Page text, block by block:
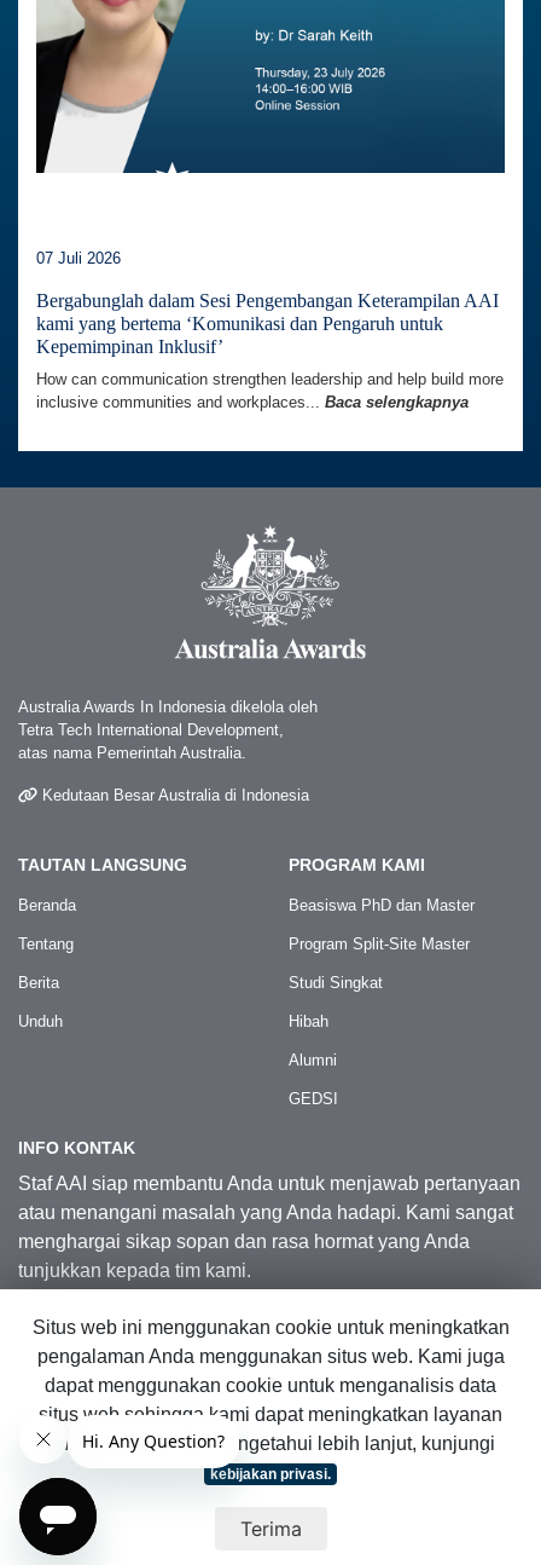
07 Juli 2026
Bergabunglah dalam Sesi Pengembangan Keterampilan AAI
kami yang bertema ‘Komunikasi dan Pengaruh untuk
Kepemimpinan Inklusif’
How can communication strengthen leadership and help build more
inclusive communities and workplaces... Baca selengkapnya
Australia Awards In Indonesia dikelola oleh
Tetra Tech International Development,
atas nama Pemerintah Australia.
Kedutaan Besar Australia di Indonesia
TAUTAN LANGSUNG
Beranda
Tentang
Berita
Unduh
PROGRAM KAMI
Beasiswa PhD dan Master
Program Split-Site Master
Studi Singkat
Hibah
Alumni
GEDSI
INFO KONTAK
Staf AAI siap membantu Anda untuk menjawab pertanyaan
atau menangani masalah yang Anda hadapi. Kami sangat
menghargai sikap sopan dan rasa hormat yang Anda
tunjukkan kepada tim kami.
Kontak Kami
© 2026 Australia Awards in Indonesia.
Hak Cipta Dilindungi Undang-Undang|Peta Situs Web
Situs web ini menggunakan cookie untuk meningkatkan
pengalaman Anda menggunakan situs web. Kami juga
dapat menggunakan cookie untuk menganalisis data
situs web sehingga kami dapat meningkatkan layanan
online kami. Untuk mengetahui lebih lanjut, kunjungi
kebijakan privasi.
Terima